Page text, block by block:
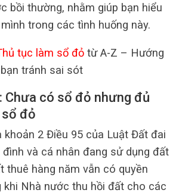
bồi thường, nhằm giúp bạn hiểu
trong các tình huống này.
tục làm sổ đỏ từ A-Z – Hướng
tránh sai sót
Chưa có sổ đỏ nhưng đủ
đỏ
khoản 2 Điều 95 của Luật Đất đai
đình và cá nhân đang sử dụng đất
thuê hàng năm vẫn có quyền
Nhà nước thu hồi đất cho các